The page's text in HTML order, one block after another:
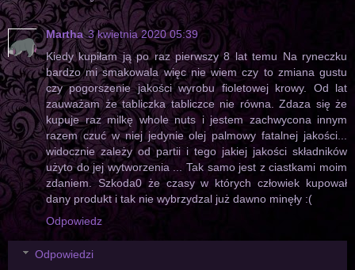
Martha 3 kwietnia 2020 05:39
Kiedy kupiłam ją po raz pierwszy 8 lat temu Na ryneczku
bardzo mi smakowala więc nie wiem czy to zmiana gustu
czy pogorszenie jakości wyrobu fioletowej krowy. Od lat
zauważam że tabliczka tabliczce nie równa. Zdaza się że
kupuje raz milkę whole nuts i jestem zachwycona innym
razem czuć w niej jedynie olej palmowy fatalnej jakości...
widocznie zależy od partii i tego jakiej jakości składników
użyto do jej wytworzenia ... Tak samo jest z ciastkami moim
zdaniem. Szkoda0 że czasy w których człowiek kupował
dany produkt i tak nie wybrzydzal już dawno minęły :(
Odpowiedz
Odpowiedzi